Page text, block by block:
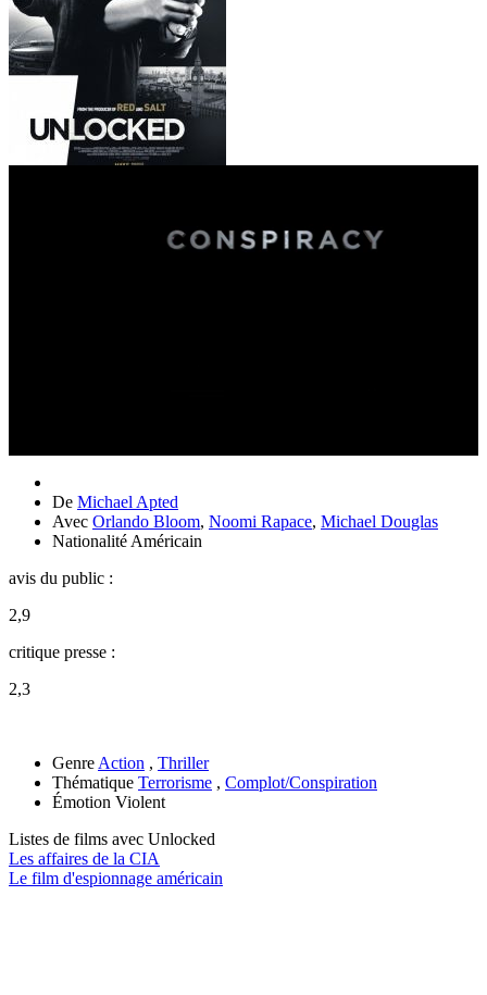
De Michael Apted
Avec Orlando Bloom, Noomi Rapace, Michael Douglas
Nationalité Américain
avis du public :
2,9
critique presse :
2,3
Genre Action , Thriller
Thématique Terrorisme , Complot/Conspiration
Émotion Violent
Listes de films avec Unlocked
Les affaires de la CIA
Le film d'espionnage américain